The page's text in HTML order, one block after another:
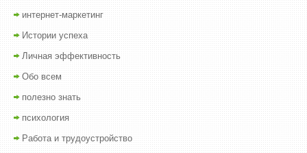
интернет-маркетинг
Истории успеха
Личная эффективность
Обо всем
полезно знать
психология
Работа и трудоустройство